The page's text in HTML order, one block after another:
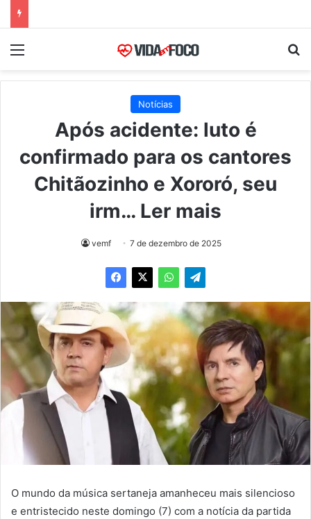
Menu
Notícias
Após acidente: luto é
confirmado para os cantores
Chitãozinho e Xororó, seu
irm… Ler mais
vemf 7 de dezembro de 2025
O mundo da música sertaneja amanheceu mais silencioso
e entristecido neste domingo (7) com a notícia da partida